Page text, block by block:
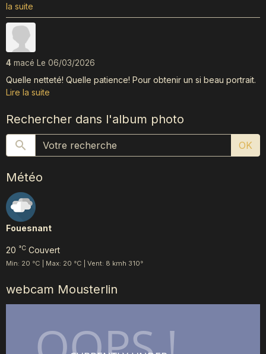
la suite
4 macé Le 06/03/2026
Quelle netteté! Quelle patience! Pour obtenir un si beau portrait.
Lire la suite
Rechercher dans l'album photo
OK
Météo
Fouesnant
20 °C Couvert
Min: 20 °C | Max: 20 °C | Vent: 8 kmh 310°
webcam Mousterlin